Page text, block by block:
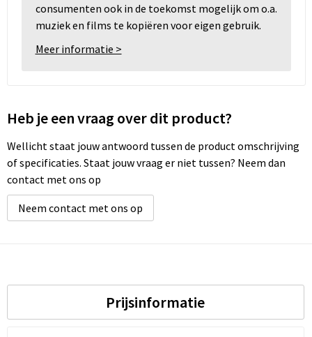
consumenten ook in de toekomst mogelijk om o.a.
muziek en films te kopiëren voor eigen gebruik.
Meer informatie >
Heb je een vraag over dit product?
Wellicht staat jouw antwoord tussen de product omschrijving
of specificaties. Staat jouw vraag er niet tussen? Neem dan
contact met ons op
Neem contact met ons op
Prijsinformatie